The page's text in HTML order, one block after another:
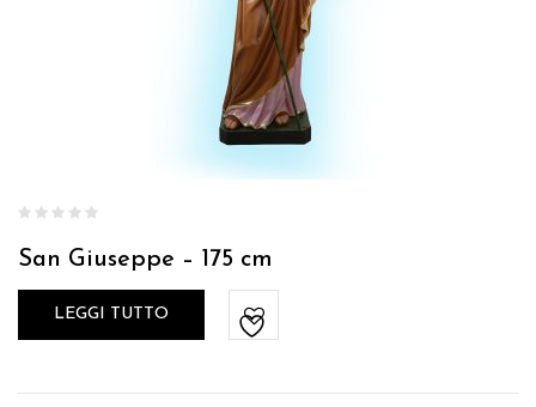
San Giuseppe – 175 cm
LEGGI TUTTO